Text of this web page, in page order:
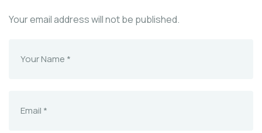
Your email address will not be published.